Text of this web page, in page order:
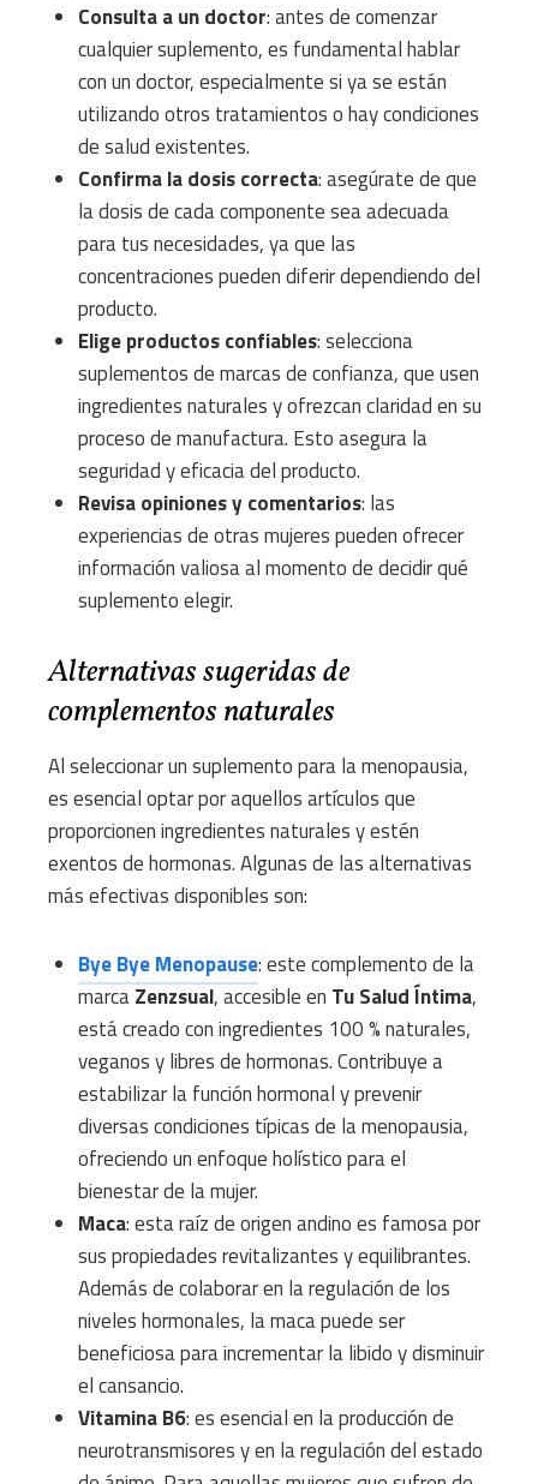
Consulta a un doctor: antes de comenzar
cualquier suplemento, es fundamental hablar
con un doctor, especialmente si ya se están
utilizando otros tratamientos o hay condiciones
de salud existentes.
Confirma la dosis correcta: asegúrate de que
la dosis de cada componente sea adecuada
para tus necesidades, ya que las
concentraciones pueden diferir dependiendo del
producto.
Elige productos confiables: selecciona
suplementos de marcas de confianza, que usen
ingredientes naturales y ofrezcan claridad en su
proceso de manufactura. Esto asegura la
seguridad y eficacia del producto.
Revisa opiniones y comentarios: las
experiencias de otras mujeres pueden ofrecer
información valiosa al momento de decidir qué
suplemento elegir.
Alternativas sugeridas de
complementos naturales
Al seleccionar un suplemento para la menopausia,
es esencial optar por aquellos artículos que
proporcionen ingredientes naturales y estén
exentos de hormonas. Algunas de las alternativas
más efectivas disponibles son:
Bye Bye Menopause: este complemento de la
marcaZenzsual, accesible en Tu Salud Íntima,
está creado con ingredientes 100 % naturales,
veganos y libres de hormonas. Contribuye a
estabilizar la función hormonal y prevenir
diversas condiciones típicas de la menopausia,
ofreciendo un enfoque holístico para el
bienestar de la mujer.
Maca: esta raíz de origen andino es famosa por
sus propiedades revitalizantes y equilibrantes.
Además de colaborar en la regulación de los
niveles hormonales, la maca puede ser
beneficiosa para incrementar la libido y disminuir
el cansancio.
Vitamina B6: es esencial en la producción de
neurotransmisores y en la regulación del estado